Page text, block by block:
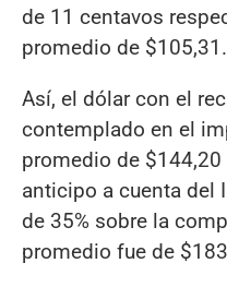
de 11 centavos
promedio de $105,31.
Así, el dólar con el
contemplado en el
promedio de
anticipo a cuenta del
de 35% sobre la
promedio fue de